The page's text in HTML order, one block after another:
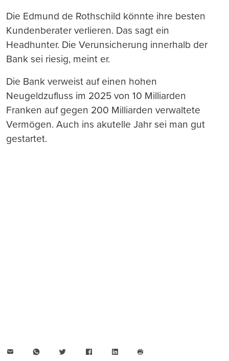
Die Edmund de Rothschild könnte ihre besten
Kundenberater verlieren. Das sagt ein
Headhunter. Die Verunsicherung innerhalb der
Bank sei riesig, meint er.
Die Bank verweist auf einen hohen
Neugeldzufluss im 2025 von 10 Milliarden
Franken auf gegen 200 Milliarden verwaltete
Vermögen. Auch ins akutelle Jahr sei man gut
gestartet.
WhatsAppTwitter FacebookLinkedIn